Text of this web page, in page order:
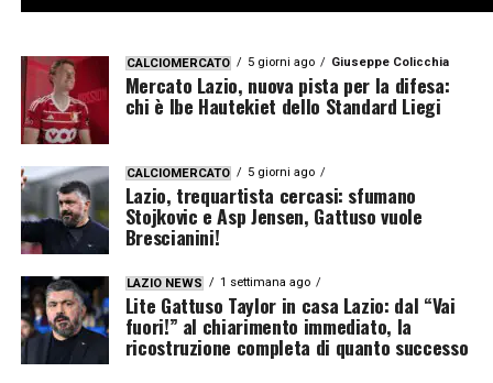
CALCIOMERCATO 5 giorni ago Giuseppe Colicchia
Mercato Lazio, nuova pista per la difesa:
chi è Ibe Hautekiet dello Standard Liegi
CALCIOMERCATO 5 giorni ago
Lazio, trequartista cercasi: sfumano
Stojkovic e Asp Jensen, Gattuso vuole
Brescianini!
LAZIO NEWS 1 settimana ago
Lite Gattuso Taylor in casa Lazio: dal “Vai
fuori!” al chiarimento immediato, la
ricostruzione completa di quanto successo